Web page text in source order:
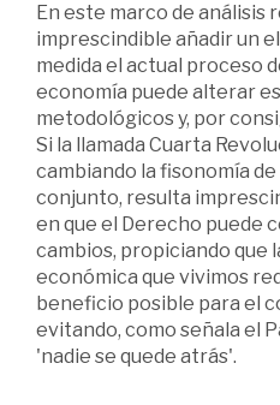
En este marco de análisis
imprescindible añadir un
medida el actual proceso
economía puede alterar
metodológicos y, por
Si la llamada Cuarta
cambiando la fisonomía
conjunto, resulta
en que el Derecho puede
cambios, propiciando que
económica que vivimos
beneficio posible para el
evitando, como señala el
'nadie se quede atrás'.